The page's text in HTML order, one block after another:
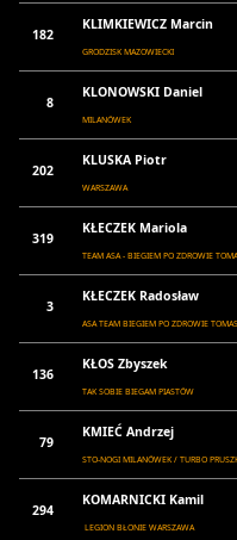
182
KLIMKIEWICZ Marcin
GRODZISK MAZOWIECKI
8
KLONOWSKI Daniel
MILANÓWEK
202
KLUSKA Piotr
WARSZAWA
319
KŁECZEK Mariola
TEAM ASA - BIEGIEM PO ZDROWIE
3
KŁECZEK Radosław
ASA TEAM BIEGIEM PO ZDROWIE
136
KŁOS Zbyszek
TAK SOBIE BIEGAM PIASTÓW
79
KMIEĆ Andrzej
STO-NOGI MILANÓWEK / TURBO
294
KOMARNICKI Kamil
LEGION BŁONIE WARSZAWA